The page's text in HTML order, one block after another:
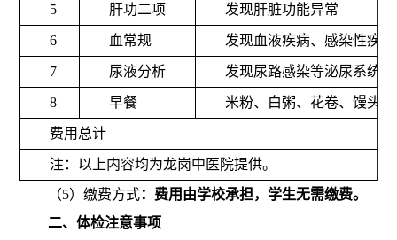
5 肝功二项 发现肝脏功能异常
6 血常规 发现血液疾病、感染性疾
7 尿液分析 发现尿路感染等泌尿系统
8 早餐 米粉、白粥、花卷、馒头
费用总计
注：以上内容均为龙岗中医院提供。
（5）缴费方式：费用由学校承担，学生无需缴费。
二、体检注意事项